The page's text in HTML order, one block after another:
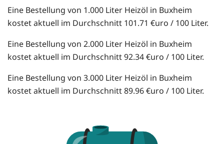
Eine Bestellung von 1.000 Liter Heizöl in Buxheim
kostet aktuell im Durchschnitt 101.71 €uro / 100 Liter.
Eine Bestellung von 2.000 Liter Heizöl in Buxheim
kostet aktuell im Durchschnitt 92.34 €uro / 100 Liter.
Eine Bestellung von 3.000 Liter Heizöl in Buxheim
kostet aktuell im Durchschnitt 89.96 €uro / 100 Liter.